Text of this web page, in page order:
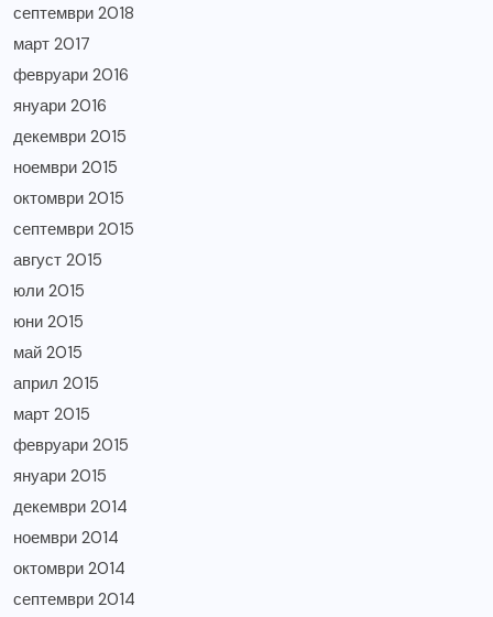
септември 2018
март 2017
февруари 2016
януари 2016
декември 2015
ноември 2015
октомври 2015
септември 2015
август 2015
юли 2015
юни 2015
май 2015
април 2015
март 2015
февруари 2015
януари 2015
декември 2014
ноември 2014
октомври 2014
септември 2014